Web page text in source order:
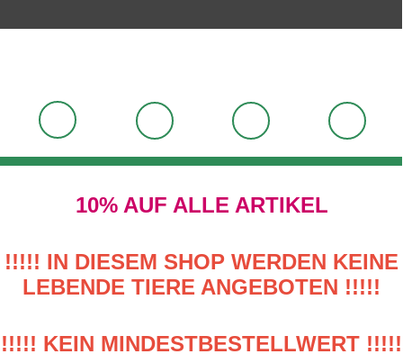
10% AUF ALLE ARTIKEL
!!!!! IN DIESEM SHOP WERDEN KEINE
LEBENDE TIERE ANGEBOTEN !!!!!
!!!!! KEIN MINDESTBESTELLWERT !!!!!